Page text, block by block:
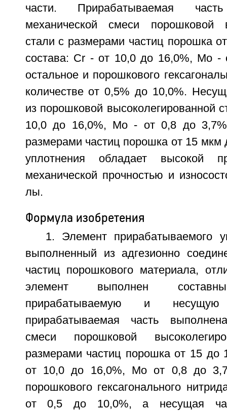
части. Прирабатываемая
механической смеси порошковой
стали с размерами частиц порошка
состава: Сr - от 10,0 до 16,0%, Мо -
остальное и порошкового
количестве от 0,5% до 10,0%.
из порошковой высоколегированной
10,0 до 16,0%, Мо - от 0,8 до
размерами частиц порошка от 15
уплотнения обладает высокой
механической прочностью и
лы.
Формула изобретения
1. Элемент прирабатываемого
выполненный из адгезионно
частиц порошкового материала,
элемент выполнен
прирабатываемую и
прирабатываемая часть
смеси порошковой
размерами частиц порошка от 15 до
от 10,0 до 16,0%, Мо от 0,8 до
порошкового гексагонального
от 0,5 до 10,0%, а несущая